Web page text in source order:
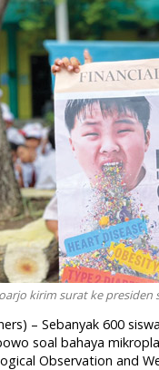
kirim surat ke
– Sebanyak 600 siswa
soal bahaya
Observation and